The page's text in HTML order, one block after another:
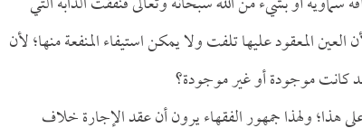
المعقود عليها تلفت ولا يمكن استيفاء المنفعة منها؛ لأن
كانت موجودة أو غير موجودة؟
ولهذا جمهور الفقهاء يرون أن عقد الإجارة خلاف